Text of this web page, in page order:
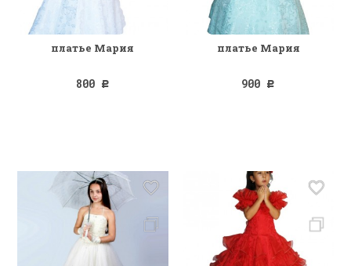
платье Мария
800 Р
платье Мария
900 Р